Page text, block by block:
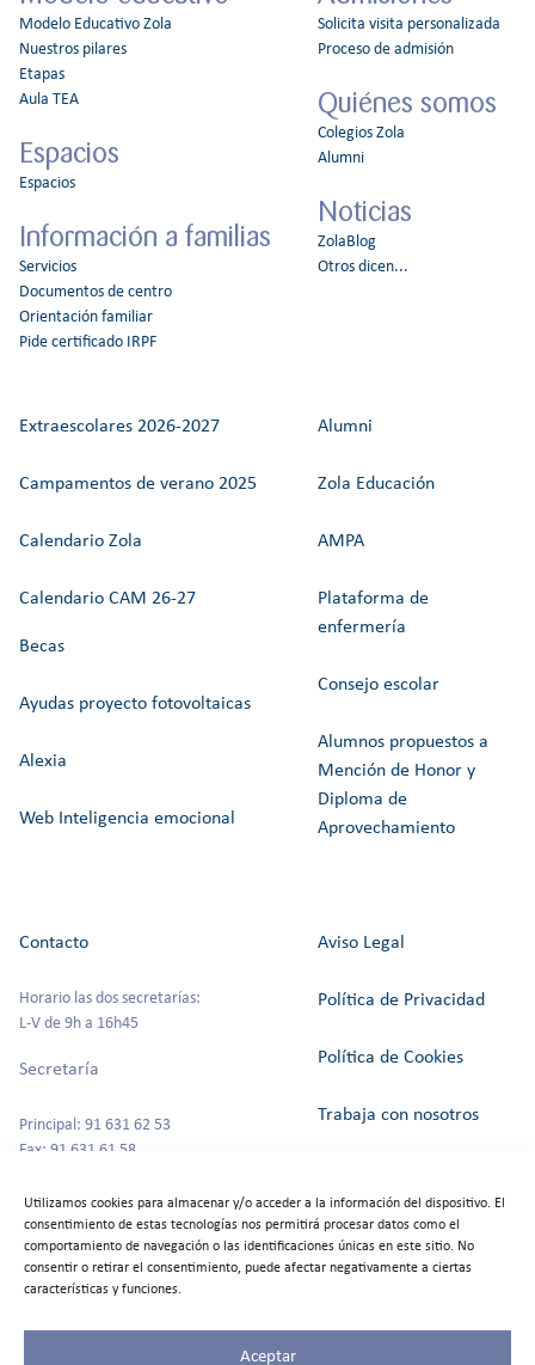
Utilizamos cookies para almacenar y/o acceder a la información del dispositivo. El
consentimiento de estas tecnologías nos permitirá procesar datos como el
comportamiento de navegación o las identificaciones únicas en este sitio. No
consentir o retirar el consentimiento, puede afectar negativamente a ciertas
características y funciones.
Aceptar
Modelo Educativo Zola
Nuestros pilares
Etapas
Aula TEA
Espacios
Espacios
Información a familias
Servicios
Documentos de centro
Orientación familiar
Pide certificado IRPF
Solicita visita personalizada
Proceso de admisión
Quiénes somos
Colegios Zola
Alumni
Noticias
ZolaBlog
Otros dicen...
Extraescolares 2026-2027
Campamentos de verano 2025
Calendario Zola
Calendario CAM 26-27
Becas
Ayudas proyecto fotovoltaicas
Alexia
Web Inteligencia emocional
Alumni
Zola Educación
AMPA
Plataforma de
enfermería
Consejo escolar
Alumnos propuestos a
Mención de Honor y
Diploma de
Aprovechamiento
Contacto
Horario las dos secretarías:
L-V de 9h a 16h45
Secretaría
Principal: 91 631 62 53
Fax: 91 631 61 58
Escuela Infantil
Tfno: 91 631 67 00
Aviso Legal
Política de Privacidad
Política de Cookies
Trabaja con nosotros
Alquiler de espacios